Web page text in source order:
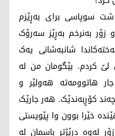
سوپاسی برای بەڕێزم
و هاوڕێی 20 ساڵە و زۆر بەنرخم بەڕێز سەرۆک
شانبەشانی یەک
لێ کردم. بێگومان من لە
هاتوومەتە هەولێر و
کۆڕبەندێک. هەر جارێک
خێرا بوون وا پێویستی
لەوە درێژتر باسمان لە